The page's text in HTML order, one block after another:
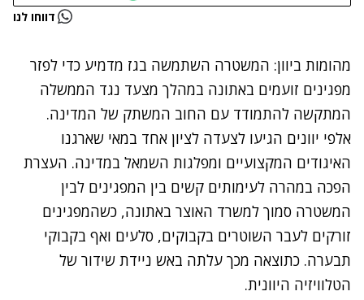
נתקלנו בבעיה דווחו לנו
מהומות ביוון: המשטרה השתמשה בגז מדמיע כדי לפזר
מפגינים זועמים באתונה במהלך מצעד נגד הממשלה
המתקשה להתמודד עם החוב המשתק של המדינה.
אלפי יוונים הגיעו לצעדה לציון אחד במאי שארגנו
האיגודים המקצועיים ומפלגות השמאל במדינה. העצרת
הפכה במהרה לעימותים קשים בין המפגינים לבין
המשטרה סמוך למשרד האוצר באתונה, כשהמפגינים
זורקים לעבר השוטרים בקבוקים, סלעים ואף בקבוקי
תבערה. כתוצאה מכך עלתה באש ניידת שידור של
הטלוויזיה היוונית.